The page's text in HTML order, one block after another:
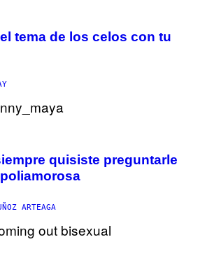
tema de los celos con tu
quisiste preguntarle
ARTEAGA